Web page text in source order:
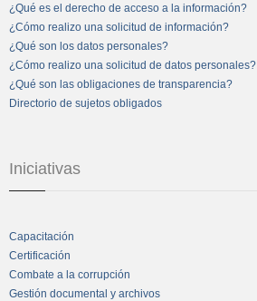
¿Qué es el derecho de acceso a la información?
¿Cómo realizo una solicitud de información?
¿Qué son los datos personales?
¿Cómo realizo una solicitud de datos personales?
¿Qué son las obligaciones de transparencia?
Directorio de sujetos obligados
Iniciativas
Capacitación
Certificación
Combate a la corrupción
Gestión documental y archivos